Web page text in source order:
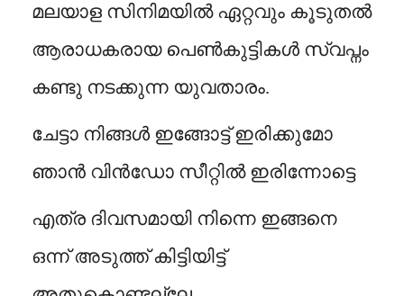
മലയാള സിനിമയിൽ ഏറ്റവും കൂടുതൽ
ആരാധകരായ പെൺകുട്ടികൾ സ്വപ്നം
കണ്ടു നടക്കുന്ന യുവതാരം.
ചേട്ടാ നിങ്ങൾ ഇങ്ങോട്ട് ഇരിക്കുമോ
ഞാൻ വിൻഡോ സീറ്റിൽ ഇരിന്നോട്ടെ
എത്ര ദിവസമായി നിന്നെ ഇങ്ങനെ
ഒന്ന് അടുത്ത് കിട്ടിയിട്ട്